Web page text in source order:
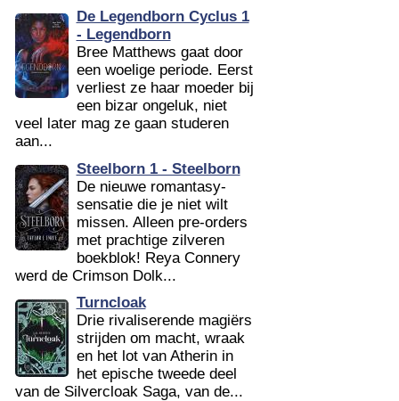
De Legendborn Cyclus 1
- Legendborn
Bree Matthews gaat door
een woelige periode. Eerst
verliest ze haar moeder bij
een bizar ongeluk, niet
veel later mag ze gaan studeren
aan...
Steelborn 1 - Steelborn
De nieuwe romantasy-
sensatie die je niet wilt
missen. Alleen pre-orders
met prachtige zilveren
boekblok! Reya Connery
werd de Crimson Dolk...
Turncloak
Drie rivaliserende magiërs
strijden om macht, wraak
en het lot van Atherin in
het epische tweede deel
van de Silvercloak Saga, van de...